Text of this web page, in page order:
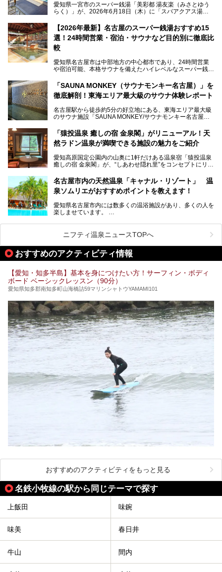
愛知県一宮市のスーパー銭湯「美彩都 湯友楽（みさとゆう
らく）」が、2026年6月18日（木）に「スパアクアス湯友
この地で30年にわたり愛され続けてきた施設だからこそ、
地元住民をはじめオープンを待ちわびている人も多いのでは
ないでしょうか。
老朽化した設備の補修を機に、2年前からじっくり構想を練
ってきたというだけあって、館内の充実度は想像以上。
以前の4倍に拡張したという露天エリアや10の浴槽、40人収
容の巨大なスタジアムサウナに、岩盤浴やリラクゼーション
までまるごと楽しめる施設に生まれ変わりました。
今回は、全面リニューアルして新しくなった「スパアクアス
【2026年最新】名古屋のスーパー銭湯おすすめ15
選！24時間営業・宿泊・サウナなど目的別に徹底比
較
愛知県名古屋市は中部地方の中心都市であり、24時間営業
や宿泊可能、本格サウナを備えたハイレベルなスーパー銭湯
そのため、「日々の仕事の疲れを心身ともにリセットした
い」「休日に時間を忘れて1日中ダラダラ過ごしたい」「コ
くある点が魅力です！
お好みの温泉施設を見つけて楽しんでくださいね。
「SAUNA MONKEY（サウナモンキー名古屋）」を
徹底解剖！東海エリア最大級のサウナ体験レポート
名古屋駅から徒歩約5分の好立地にある、東海エリア最大級
のサウナ施設「SAUNA MONKEY/サウナモンキー名古屋」
「名古屋駅周辺ってサウナが少ないよね」という声をよく耳
にするだけあり、アクセスの良さにも胸が高鳴ります。
今回は普段は男性専用となっているパブリックサウナが、女
さっそく取材してきました！
「猿投温泉 癒しの宿 金泉閣」がリニューアル！天
然ラドン温泉が満喫できる施設の魅力をご紹介
愛知高原国定公園内の山奥に1軒だけある温泉宿「猿投温泉
癒しの宿 金泉閣」が、“しあわせ隠れ里”をコンセプトにリニ
天然ラドン温泉が堪能できるお風呂や、新設・改装された客
室、地元の食材と温泉水で作られたお料理……。
ご紹介します。
名古屋市内の天然温泉「キャナル・リゾート」 温
泉ソムリエがおすすめポイントを教えます！
愛知県名古屋市内には数多くの温浴施設があり、多くの人を
楽しませています。
ムリエの目線で紹介していきます！
名古屋市内にはスーパー銭湯や日帰り温泉が多く、「どこに
行こうかな？」と悩んでしまう方も多いと思います。
ぜひこの記事を参考にして「キャナル・リゾート」に出かけ
てみるのはいかがでしょうか？
ニフティ温泉ニュースTOPへ
おすすめのアクティビティ情報
【愛知・知多半島】基本を身につけたい方！サーフィン・ボディ
ボード ベーシックレッスン（90分）
愛知県知多郡南知多町山海橋詰59マリンシャトウYAMAMI101
おすすめのアクティビティをもっと見る
名鉄小牧線の駅から同じテーマで探す
上飯田 味鋺
味美 春日井
牛山 間内